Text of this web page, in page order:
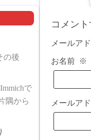
コメント
メールア
お名前 ※
メールア
の後
Immichで
隅から